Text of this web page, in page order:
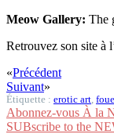
Meow Gallery: The
Retrouvez son site à
«Précédent
Suivant»
Étiquette : erotic art,
Abonnez-vous À la
SUBscribe to the